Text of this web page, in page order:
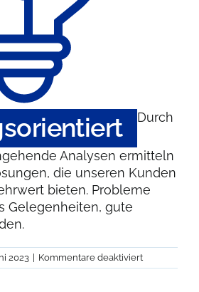
Durch
Analysen ermitteln
die unseren Kunden
bieten. Probleme
Gelegenheiten, gute
2023 Kommentare deaktiviertfür